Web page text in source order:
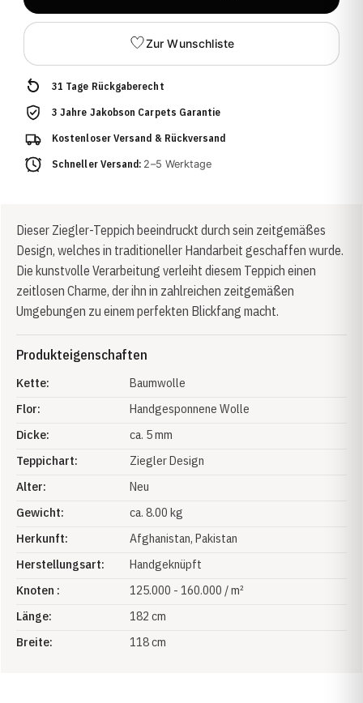
Zur Wunschliste
31 Tage Rückgaberecht
3 Jahre Jakobson Carpets Garantie
Kostenloser Versand & Rückversand
Schneller Versand: 2–5 Werktage
Dieser Ziegler-Teppich beeindruckt durch sein zeitgemäßes
Design, welches in traditioneller Handarbeit geschaffen wurde.
Die kunstvolle Verarbeitung verleiht diesem Teppich einen
zeitlosen Charme, der ihn in zahlreichen zeitgemäßen
Umgebungen zu einem perfekten Blickfang macht.
Produkteigenschaften
Kette:
Baumwolle
Flor:
Handgesponnene Wolle
Dicke:
ca. 5 mm
Teppichart:
Ziegler Design
Alter:
Neu
Gewicht:
ca. 8.00 kg
Herkunft:
Afghanistan, Pakistan
Herstellungsart:
Handgeknüpft
Knoten :
125.000 - 160.000 / m²
Länge:
182 cm
Breite:
118 cm